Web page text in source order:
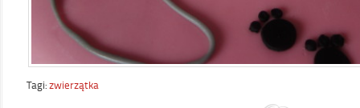
Tagi: zwierzątka